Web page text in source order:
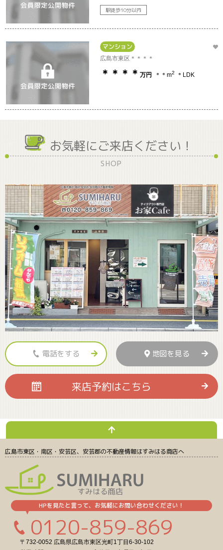
駅徒歩10分以内
マンション
広島市東区＊＊＊＊
＊＊＊＊万円 ＊＊m2 ＊LDK
お気軽にご来店ください！
SHOP
電話をする 地図を見る
来店予約はこちら
広島市東区・南区・安芸区、安芸郡の不動産情報はすみはる商店へ
HPを見たと言って、お気軽にお問い合わせください！
0120-859-869
〒732-0052 広島県広島市東区光町1丁目6-30-102